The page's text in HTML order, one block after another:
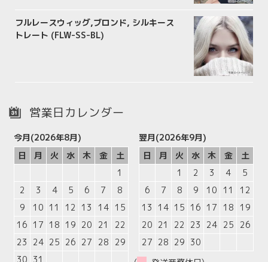
フルレースウィッグ,ブロンド, シルキース
トレート (FLW-SS-BL)
営業日カレンダー
今月(2026年8月)
日
月 火 水 木 金
土
1
2
3 4 5 6 7
8
9
10 11 12 13 14 15
16 17 18 19 20 21
22
23
24 25 26 27 28
29
30 31
翌月(2026年9月)
日
月 火 水 木 金
土
1
2 3 4
5
6
7 8 9 10 11
12
13 14 15 16 17 18 19
20 21 22 23 24 25
26
27 28 29 30